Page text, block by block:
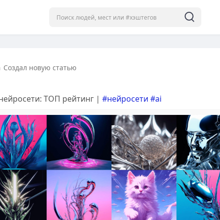
Создал новую статью
ТОП рейтинг | #нейросети #ai